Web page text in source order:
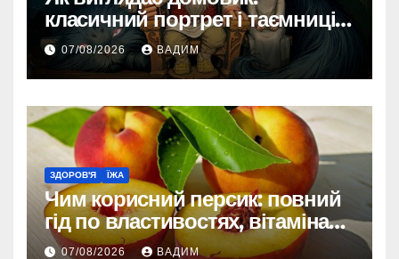
класичний портрет і таємниці
зовнішності
07/08/2026 ВАДИМ
ЗДОРОВ'Я ЇЖА
Чим корисний персик: повний
гід по властивостях, вітамінах і
впливі на організм
07/08/2026 ВАДИМ